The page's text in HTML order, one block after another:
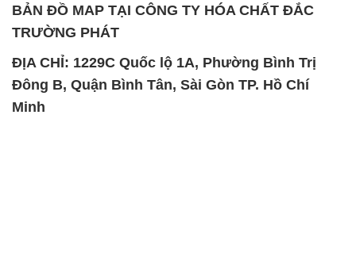
BẢN ĐỒ MAP TẠI CÔNG TY HÓA CHẤT ĐẮC
TRƯỜNG PHÁT
ĐỊA CHỈ: 1229C Quốc lộ 1A, Phường Bình Trị
Đông B, Quận Bình Tân, Sài Gòn TP. Hồ Chí
Minh